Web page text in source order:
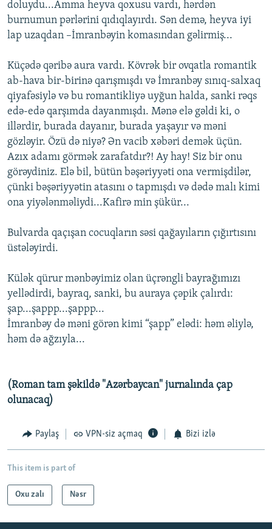
doluydu...Amma heyva qoxusu vardı, hərdən
burnumun pərlərini qıdıqlayırdı. Sən demə, heyva iyi
lap uzaqdan –İmranbəyin komasından gəlirmiş...
Küçədə qəribə aura vardı. Kövrək bir ovqatla romantik
ab-hava bir-birinə qarışmışdı və İmranbəy sınıq-salxaq
qiyafəsiylə və bu romantikliyə uyğun halda, sanki rəqs
edə-edə qarşımda dayanmışdı. Mənə elə gəldi ki, o
illərdir, burada dayanır, burada yaşayır və məni
gözləyir. Özü də niyə? Ən vacib xəbəri demək üçün.
Azıx adamı görmək zarafatdır?! Ay hay! Siz bir onu
görəydiniz. Elə bil, bütün bəşəriyyəti ona vermişdilər,
çünki bəşəriyyətin atasını o tapmışdı və dədə malı kimi
ona yiyələnməliydi...Kafirə min şükür...
Bulvarda qaçışan cocuqların səsi qağayıların çığırtısını
üstələyirdi.
Külək qürur mənbəyimiz olan üçrəngli bayrağımızı
yellədirdi, bayraq, sanki, bu auraya çəpik çalırdı:
şap...şappp...şappp...
İmranbəy də məni görən kimi “şapp” elədi: həm əliylə,
həm də ağzıyla...
(Roman tam şəkildə "Azərbaycan" jurnalında çap
olunacaq)
Paylaş VPN-siz açmaq Bizi izlə
This item is part of
Oxu zalı Nəsr